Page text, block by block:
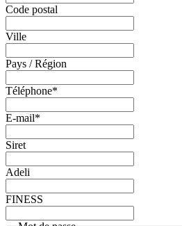
Code postal
Ville
Pays / Région
Téléphone*
E-mail*
Siret
Adeli
FINESS